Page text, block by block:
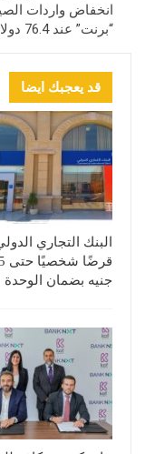
انخفاض واردات
“برنت” عند 76.4 دولارا
قد يعجبك ايضا
البنك التجاري
جنيه بضمان الوحدة